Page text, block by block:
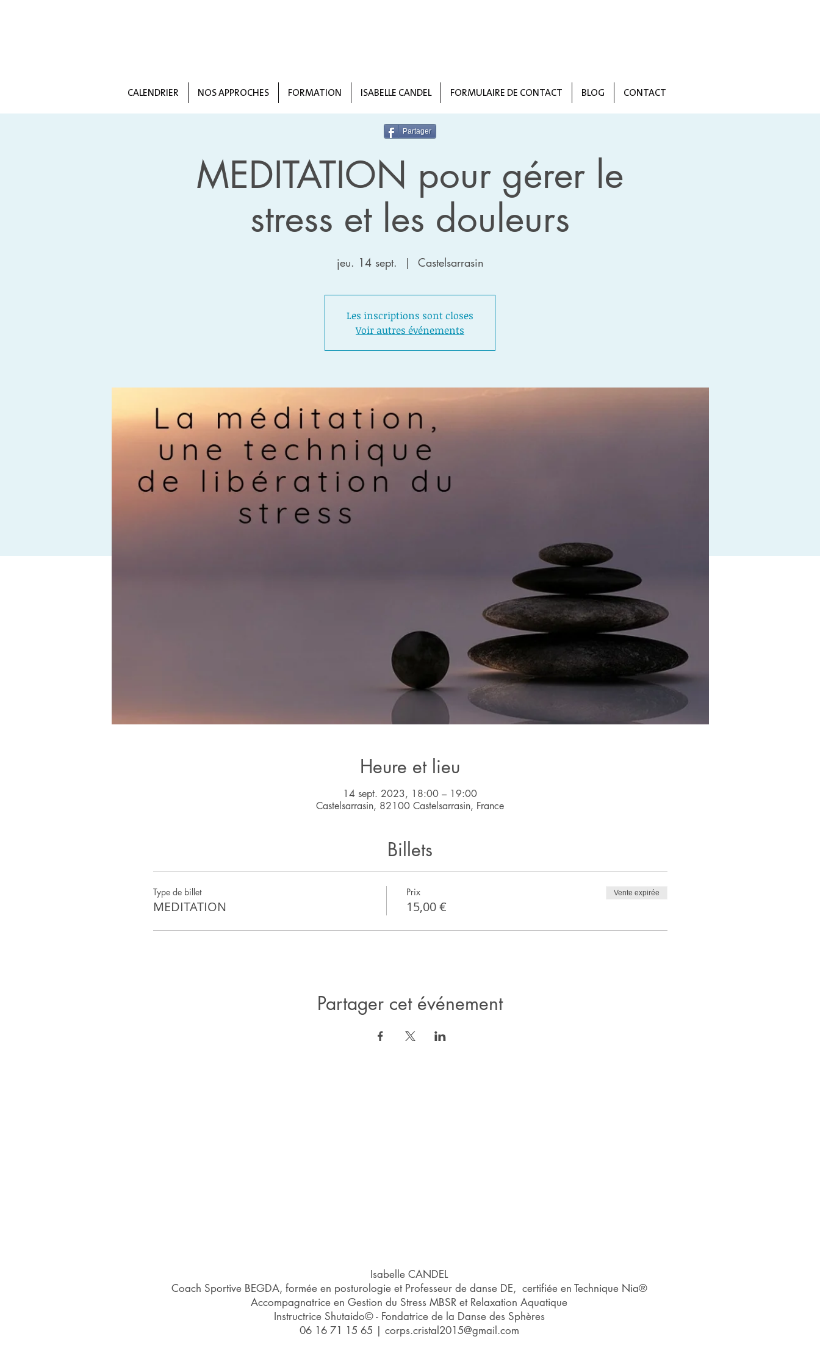
CALENDRIER NOS APPROCHES FORMATION ISABELLE CANDEL FORMULAIRE DE CONTACT BLOG CONTACT
MEDITATION pour gérer le
stress et les douleurs
jeu. 14 sept.
  |
Castelsarrasin
Les inscriptions sont closes
Voir autres événements
Heure et lieu
14 sept. 2023, 18:00 – 19:00
Castelsarrasin, 82100 Castelsarrasin, France
Billets
Type de billet
MEDITATION
Prix
15,00 €
Vente expirée
Partager cet événement
Partager
Isabelle CANDEL
Coach Sportive BEGDA, formée en posturologie et Professeur de danse DE, certifiée en Technique Nia®
Accompagnatrice en Gestion du Stress MBSR et Relaxation Aquatique
Instructrice Shutaido© - Fondatrice de la Danse des Sphères
06 16 71 15 65 | corps.cristal2015@gmail.com